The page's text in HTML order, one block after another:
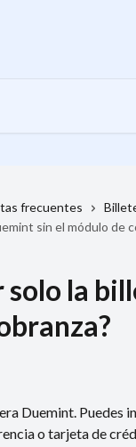
frecuentes
sin el módulo de
solo la
Duemint. Puedes
o tarjeta de